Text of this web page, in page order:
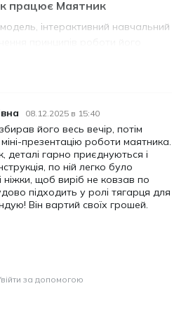
працює Маятник
інтерактивний навчальний
маятник коливається з
тяжіння на вантаж і
під час коливань. В основі
в рух заводним колесом.
анкерного колеса, системи
та храповика з равликом для
передбачено кілька способів
вантажу, висота вантажу на
інженер Галілео
нідерландський фізик
колісному годиннику з гирями.
застосував маятник в
08.12.2025 в 15:40
його весь вечір, потім
презентацію роботи маятника.
деталі гарно приєднуються і
по ній легко було
ніжки, щоб виріб не ковзав по
підходить у ролі тягарця для
Він вартий своїх грошей.
за допомогою